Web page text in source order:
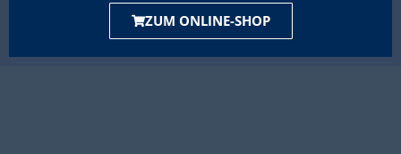
ZUM ONLINE-SHOP